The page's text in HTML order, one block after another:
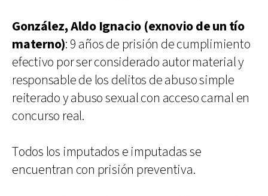
González, Aldo Ignacio (exnovio de un tío
materno): 9 años de prisión de cumplimiento
efectivo por ser considerado autor material y
responsable de los delitos de abuso simple
reiterado y abuso sexual con acceso carnal en
concurso real.
Todos los imputados e imputadas se
encuentran con prisión preventiva.